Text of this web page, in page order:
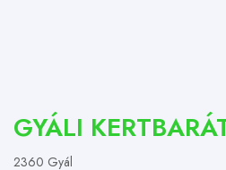
GYÁLI
2360 Gyál